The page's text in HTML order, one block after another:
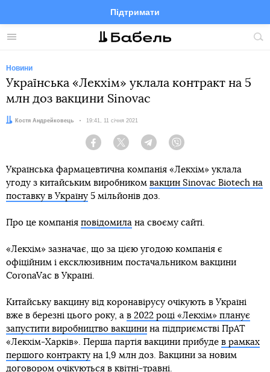
Меню
Підтримати
FacebookTelegramTwitter
Новини
Українська «Лекхім» уклала контракт на 5
млн доз вакцини Sinovac
Автор:Костя Андрейковець Дата:
19:41, 11 січня 2021
Facebook Twitter Telegram
Українська фармацевтична компанія «Лекхім» уклала
угоду з китайським виробником вакцин Sinovac Biotech на
поставку в Україну 5 мільйонів доз.
Про це компанія повідомила на своєму сайті.
«Лекхім» зазначає, що за цією угодою компанія є
офіційним і ексклюзивним постачальником вакцини
CoronaVac в Україні.
Китайську вакцину від коронавірусу очікують в Україні
вже в березні цього року, а в 2022 році «Лекхім» планує
запустити виробництво вакцини на підприємстві ПрАТ
«Лекхім-Харків». Перша партія вакцини прибуде в рамках
першого контракту на 1,9 млн доз. Вакцини за новим
договором очікуються в квітні-травні.